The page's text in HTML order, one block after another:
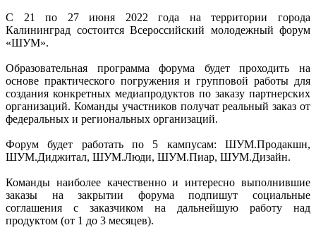
С 21 по 27 июня 2022 года на территории города
Калининград состоится Всероссийский молодежный форум
«ШУМ».
Образовательная программа форума будет проходить на
основе практического погружения и групповой работы для
создания конкретных медиапродуктов по заказу партнерских
организаций. Команды участников получат реальный заказ от
федеральных и региональных организаций.
Форум будет работать по 5 кампусам: ШУМ.Продакшн,
ШУМ.Диджитал, ШУМ.Люди, ШУМ.Пиар, ШУМ.Дизайн.
Команды наиболее качественно и интересно выполнившие
заказы на закрытии форума подпишут социальные
соглашения с заказчиком на дальнейшую работу над
продуктом (от 1 до 3 месяцев).